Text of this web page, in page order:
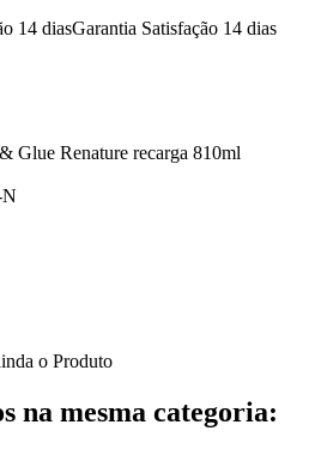
Garantia Satisfação 14 dias
Glue Renature recarga 810ml
o Produto
na mesma categoria: